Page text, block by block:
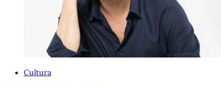
Cultura